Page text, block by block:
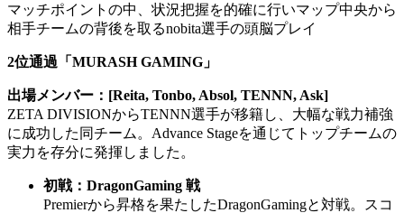
マッチポイントの中、状況把握を的確に行いマップ中央から
相手チームの背後を取るnobita選手の頭脳プレイ
2位通過「MURASH GAMING」
出場メンバー：[Reita, Tonbo, Absol, TENNN, Ask]
ZETA DIVISIONからTENNN選手が移籍し、大幅な戦力補強
に成功した同チーム。Advance Stageを通じてトップチームの
実力を存分に発揮しました。
初戦：DragonGaming 戦
Premierから昇格を果たしたDragonGamingと対戦。スコ